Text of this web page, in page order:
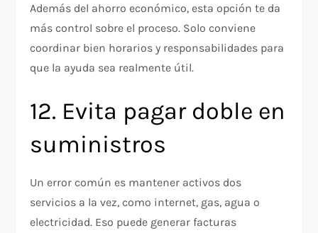
Además del ahorro económico, esta opción te da
más control sobre el proceso. Solo conviene
coordinar bien horarios y responsabilidades para
que la ayuda sea realmente útil.
12. Evita pagar doble en
suministros
Un error común es mantener activos dos
servicios a la vez, como internet, gas, agua o
electricidad. Eso puede generar facturas